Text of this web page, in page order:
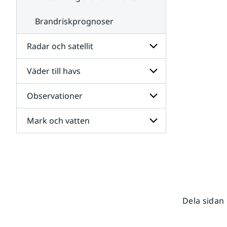
Brandriskprognoser
Radar och satellit
Undersidor
för
Radar
och
satellit
Väder till havs
Undersidor
för
Väder
till
havs
Observationer
Undersidor
för
Mark och vatten
Dela sidan